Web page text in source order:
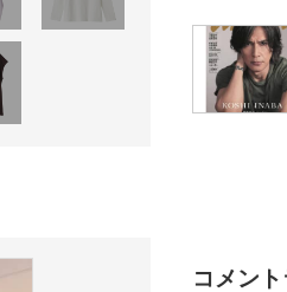
コメン